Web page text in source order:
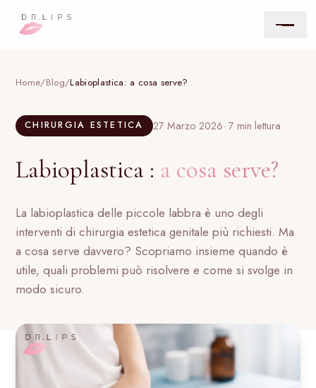
Chi siamo
MEDICINA ESTETICA
Botox
Biorivitalizzazione
Face Contouring
Filler Occhiaie
Home/Blog/Labioplastica: a cosa serve?
CHIRURGIA ESTETICA 27 Marzo 2026· 7 min lettura
Labioplastica : a cosa serve?
La labioplastica delle piccole labbra è uno degli
interventi di chirurgia estetica genitale più richiesti. Ma
a cosa serve davvero? Scopriamo insieme quando è
utile, quali problemi può risolvere e come si svolge in
modo sicuro.